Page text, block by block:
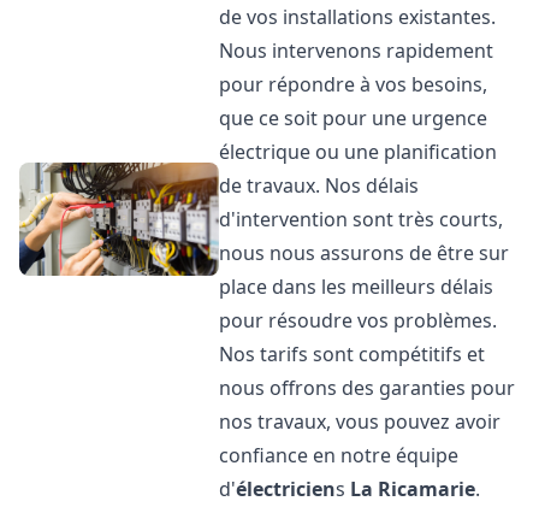
de vos installations existantes.
Nous intervenons rapidement
pour répondre à vos besoins,
que ce soit pour une urgence
électrique ou une planification
de travaux. Nos délais
d'intervention sont très courts,
nous nous assurons de être sur
place dans les meilleurs délais
pour résoudre vos problèmes.
Nos tarifs sont compétitifs et
nous offrons des garanties pour
nos travaux, vous pouvez avoir
confiance en notre équipe
d'électriciens La Ricamarie.